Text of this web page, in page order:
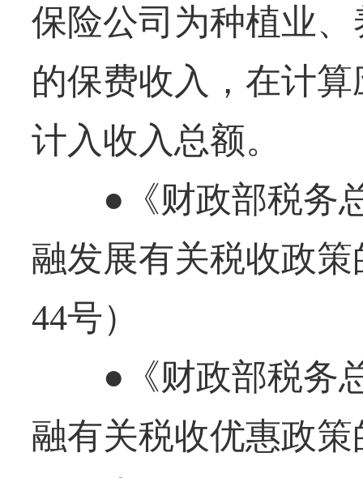
保险公司为种植业
的保费收入，在计
计入收入总额。
●《财政部税务总
融发展有关税收政
44号）
●《财政部税务总
融有关税收优惠政